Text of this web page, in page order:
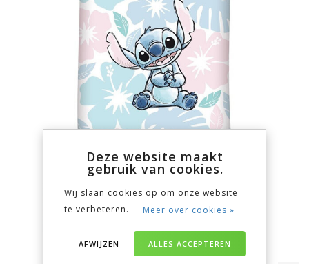
Deze website maakt
gebruik van cookies.
Wij slaan cookies op om onze website
te verbeteren.
Meer over cookies »
ALLES ACCEPTEREN
AFWIJZEN